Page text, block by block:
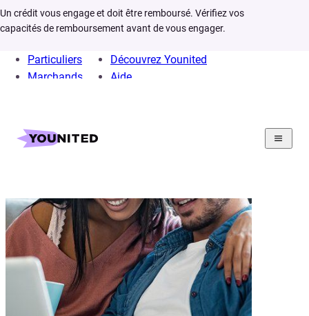
Un crédit vous engage et doit être remboursé. Vérifiez vos
capacités de remboursement avant de vous engager.
Particuliers
Marchands
Découvrez Younited
Aide